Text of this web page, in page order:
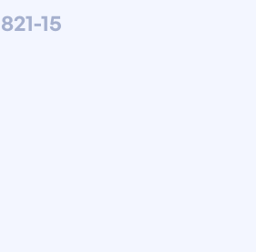
15